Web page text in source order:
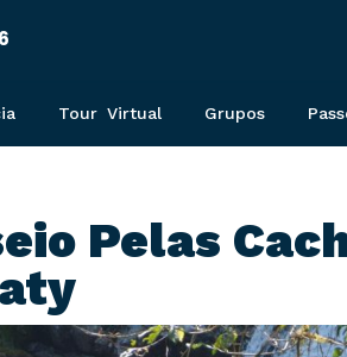
Tour Virtual Grupos
Pelas